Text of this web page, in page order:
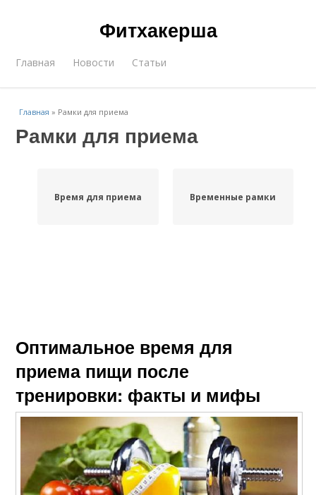
Фитхакерша
Главная Новости Статьи
Главная » Рамки для приема
Рамки для приема
Время для приема Временные рамки
Оптимальное время для
приема пищи после
тренировки: факты и мифы